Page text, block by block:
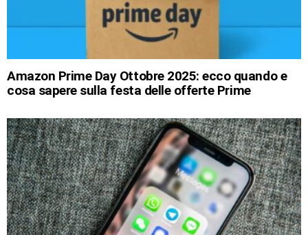
Amazon Prime Day Ottobre 2025: ecco quando e
cosa sapere sulla festa delle offerte Prime